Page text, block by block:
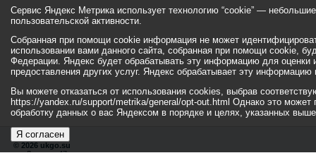
© 2026 ukgo.su
ул. Ленина, 47а
Сервис Яндекс Метрика использует технологию “cookie” —
пользовательской активности.
Собранная при помощи cookie информация не может
использовании вами данного сайта, собранная при помощи cookie,
Федерации. Яндекс будет обрабатывать эту информацию для оценки
предоставления других услуг. Яндекс обрабатывает эту
Вы можете отказаться от использования cookies, выбрав
https://yandex.ru/support/metrika/general/opt-out.html Однако это может
обработку данных о вас Яндексом в порядке и целях, указанных
Я согласен